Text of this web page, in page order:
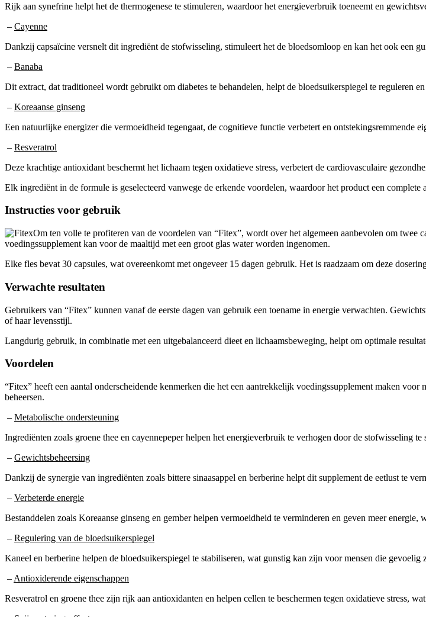
Rijk aan synefrine helpt het de thermogenese te stimuleren, waardoor het energieverbruik toeneemt en
– Cayenne
Dankzij capsaïcine versnelt dit ingrediënt de stofwisseling, stimuleert het de bloedsomloop en kan het ook een
– Banaba
Dit extract, dat traditioneel wordt gebruikt om diabetes te behandelen, helpt de bloedsuikerspiegel te reguleren
– Koreaanse ginseng
Een natuurlijke energizer die vermoeidheid tegengaat, de cognitieve functie verbetert en ontstekingsremmende
– Resveratrol
Deze krachtige antioxidant beschermt het lichaam tegen oxidatieve stress, verbetert de cardiovasculaire
Elk ingrediënt in de formule is geselecteerd vanwege de erkende voordelen, waardoor het product een
Instructies voor gebruik
Om ten volle te profiteren van de voordelen van “Fitex”, wordt over het algemeen aanbevolen om twee
voedingssupplement kan voor de maaltijd met een groot glas water worden ingenomen.
Elke fles bevat 30 capsules, wat overeenkomt met ongeveer 15 dagen gebruik. Het is raadzaam om deze
Verwachte resultaten
Gebruikers van “Fitex” kunnen vanaf de eerste dagen van gebruik een toename in energie verwachten.
of haar levensstijl.
Langdurig gebruik, in combinatie met een uitgebalanceerd dieet en lichaamsbeweging, helpt om optimale
Voordelen
“Fitex” heeft een aantal onderscheidende kenmerken die het een aantrekkelijk voedingssupplement maken
beheersen.
– Metabolische ondersteuning
Ingrediënten zoals groene thee en cayennepeper helpen het energieverbruik te verhogen door de stofwisseling te
– Gewichtsbeheersing
Dankzij de synergie van ingrediënten zoals bittere sinaasappel en berberine helpt dit supplement de eetlust te
– Verbeterde energie
Bestanddelen zoals Koreaanse ginseng en gember helpen vermoeidheid te verminderen en geven meer
– Regulering van de bloedsuikerspiegel
Kaneel en berberine helpen de bloedsuikerspiegel te stabiliseren, wat gunstig kan zijn voor mensen die
– Antioxiderende eigenschappen
Resveratrol en groene thee zijn rijk aan antioxidanten en helpen cellen te beschermen tegen oxidatieve stress,